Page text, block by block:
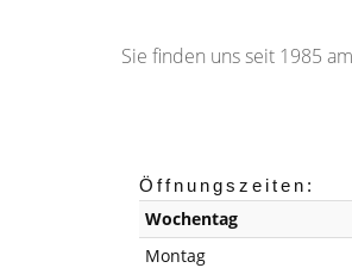
Sie finden uns seit 1985
Öffnungszeiten:
Wochentag
Montag